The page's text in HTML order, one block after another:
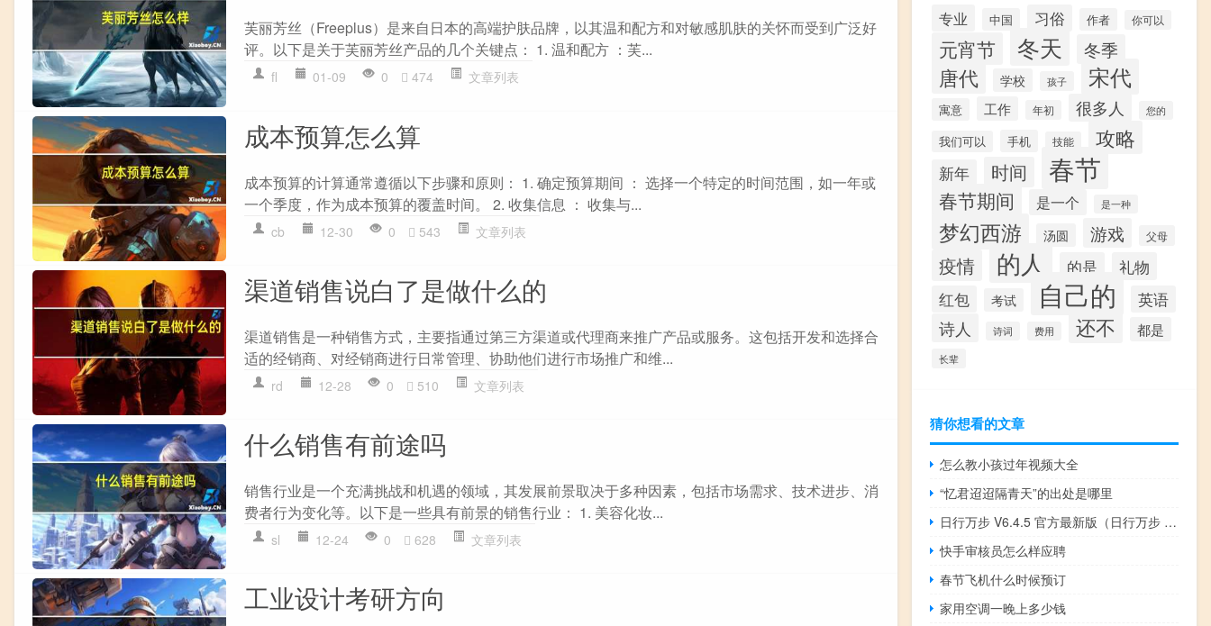
芙丽芳丝（Freeplus）是来自日本的高端护肤品牌，以其温和配方和对敏感肌肤的关怀而受到广泛好
评。以下是关于芙丽芳丝产品的几个关键点： 1. 温和配方 ：芙...
fl 01-09 0 474 文章列表
成本预算怎么算
成本预算的计算通常遵循以下步骤和原则： 1. 确定预算期间 ： 选择一个特定的时间范围，如一年或
一个季度，作为成本预算的覆盖时间。 2. 收集信息 ： 收集与...
cb 12-30 0 543 文章列表
渠道销售说白了是做什么的
渠道销售是一种销售方式，主要指通过第三方渠道或代理商来推广产品或服务。这包括开发和选择合
适的经销商、对经销商进行日常管理、协助他们进行市场推广和维...
rd 12-28 0 510 文章列表
什么销售有前途吗
销售行业是一个充满挑战和机遇的领域，其发展前景取决于多种因素，包括市场需求、技术进步、消
费者行为变化等。以下是一些具有前景的销售行业： 1. 美容化妆...
sl 12-24 0 628 文章列表
工业设计考研方向
专业 中国 习俗 作者 你可以
元宵节 冬天 冬季
唐代 学校 孩子 宋代
寓意 工作 年初 很多人 您的
我们可以 手机 技能 攻略
新年 时间 春节
春节期间 是一个 是一种
梦幻西游 汤圆 游戏 父母
疫情 的人 的是 礼物
红包 考试 自己的 英语
诗人 诗词 费用 还不 都是
长辈
猜你想看的文章
怎么教小孩过年视频大全
“忆君迢迢隔青天”的出处是哪里
日行万步 V6.4.5 官方最新版（日行万步 V6.4.5 官方最新版功能简介）
快手审核员怎么样应聘
春节飞机什么时候预订
家用空调一晚上多少钱